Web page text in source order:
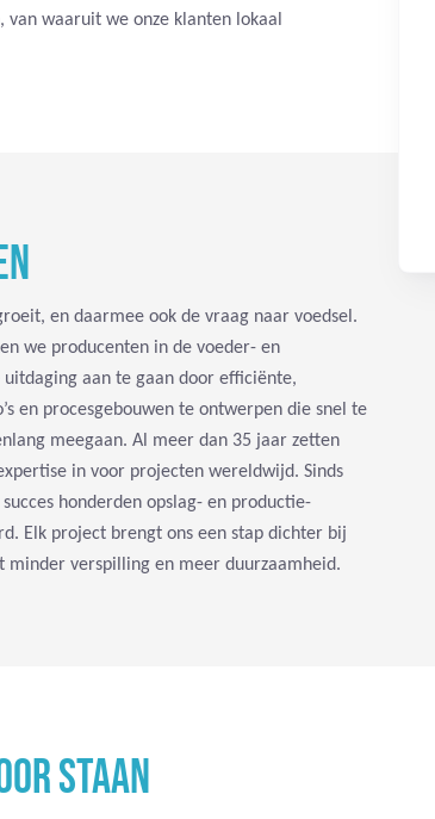
van waaruit we onze klanten lokaal
en daarmee ook de vraag naar voedsel.
we producenten in de voeder- en
aan te gaan door efficiënte,
en procesgebouwen te ontwerpen die snel te
meegaan. Al meer dan 35 jaar zetten
in voor projecten wereldwijd. Sinds
honderden opslag- en productie-
Elk project brengt ons een stap dichter bij
minder verspilling en meer duurzaamheid.
STAAN